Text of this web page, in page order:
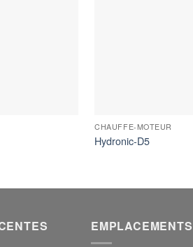
CHAUFFE-MOTEUR
Hydronic-D5
EMPLACEMENTS